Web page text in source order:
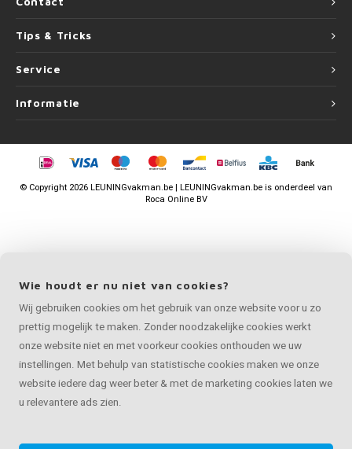
Tips & Tricks
Service
Informatie
© Copyright 2026 LEUNINGvakman.be | LEUNINGvakman.be is onderdeel van
Roca Online BV
Wie houdt er nu niet van cookies?
Wij gebruiken cookies om het gebruik van onze website voor u zo
prettig mogelijk te maken. Zonder noodzakelijke cookies werkt
onze website niet en met voorkeur cookies onthouden we uw
instellingen. Met behulp van statistische cookies maken we onze
website iedere dag weer beter & met de marketing cookies laten we
u relevantere ads zien.